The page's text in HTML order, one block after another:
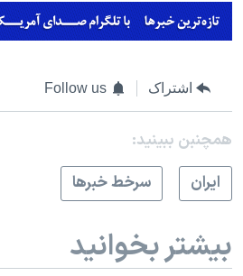
اشتراک Follow us
همچنبن ببینید:
ايران
سرخط خبرها
بیشتر بخوانید